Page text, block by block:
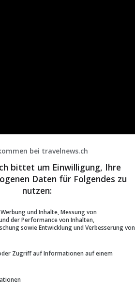
bei travelnews.ch
bittet um Einwilligung, Ihre
Daten für Folgendes zu
nutzen:
und Inhalte, Messung von
der Performance von Inhalten,
sowie Entwicklung und Verbesserung von
Zugriff auf Informationen auf einem